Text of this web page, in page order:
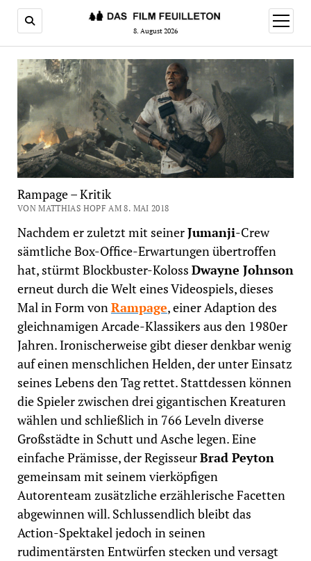
8. August 2026
Menü
öffnen
Rampage – Kritik
VON MATTHIAS HOPF AM 8. MAI 2018
Nachdem er zuletzt mit seinerJumanji-Crew
sämtliche Box-Office-Erwartungen übertroffen
hat, stürmt Blockbuster-Koloss Dwayne Johnson
erneut durch die Welt eines Videospiels, dieses
Mal in Form vonRampage, einer Adaption des
gleichnamigen Arcade-Klassikers aus den 1980er
Jahren. Ironischerweise gibt dieser denkbar wenig
auf einen menschlichen Helden, der unter Einsatz
seines Lebens den Tag rettet. Stattdessen können
die Spieler zwischen drei gigantischen Kreaturen
wählen und schließlich in 766 Leveln diverse
Großstädte in Schutt und Asche legen. Eine
einfache Prämisse, der RegisseurBrad Peyton
gemeinsam mit seinem vierköpfigen
Autorenteam zusätzliche erzählerische Facetten
abgewinnen will. Schlussendlich bleibt das
Action-Spektakel jedoch in seinen
rudimentärsten Entwürfen stecken und versagt